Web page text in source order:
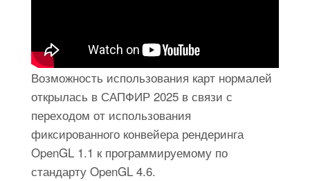
Возможность использования карт нормалей
открылась в САПФИР 2025 в связи с
переходом от использования
фиксированного конвейера рендеринга
OpenGL 1.1 к программируемому по
стандарту OpenGL 4.6.